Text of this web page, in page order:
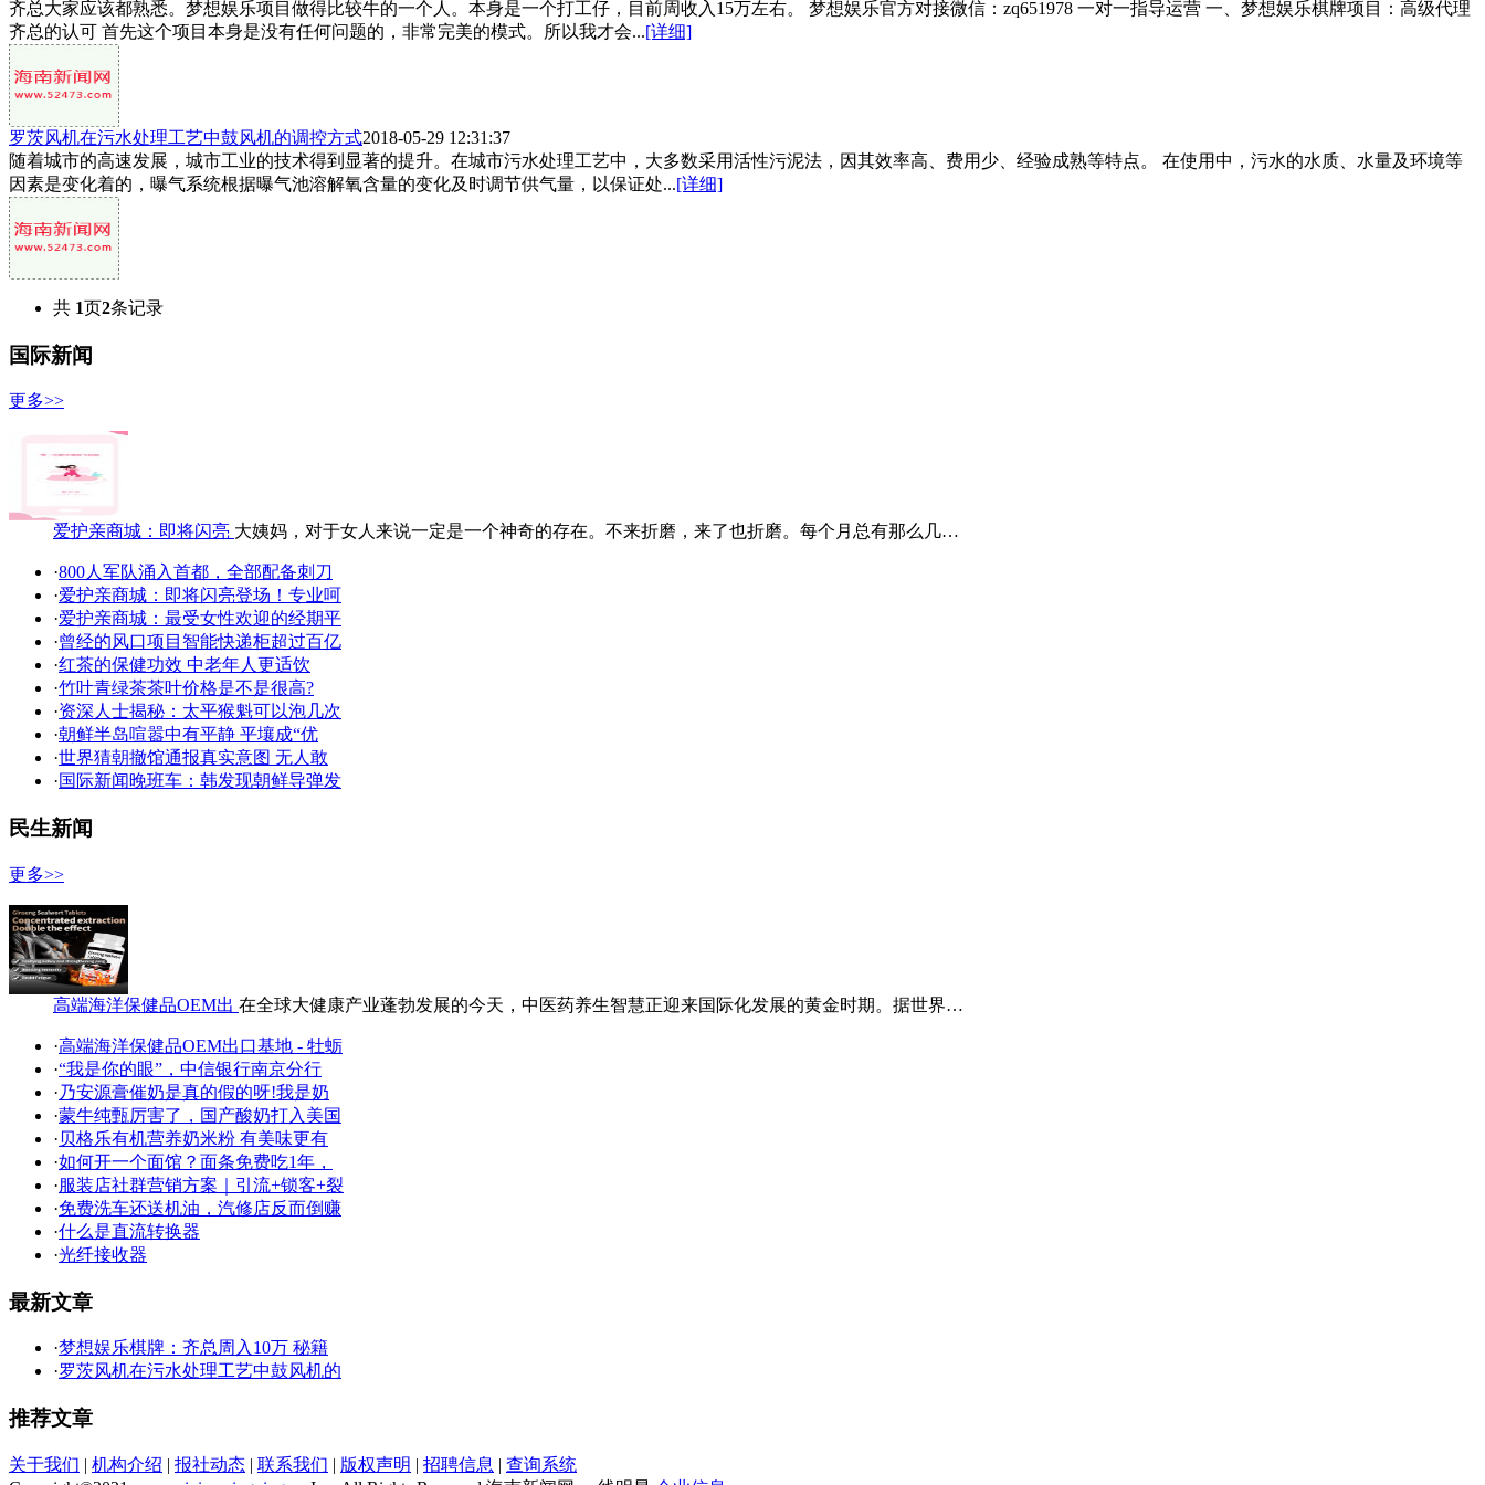
齐总大家应该都熟悉。梦想娱乐项目做得比较牛的一个人。本身是一个打工仔，目前周收入15万左右。 梦想娱乐官方对接微信：zq651978 一对一指导运营 一、梦想娱乐棋牌项目：高级代理
齐总的认可 首先这个项目本身是没有任何问题的，非常完美的模式。所以我才会...[详细]
罗茨风机在污水处理工艺中鼓风机的调控方式2018-05-29 12:31:37
随着城市的高速发展，城市工业的技术得到显著的提升。在城市污水处理工艺中，大多数采用活性污泥法，因其效率高、费用少、经验成熟等特点。 在使用中，污水的水质、水量及环境等
因素是变化着的，曝气系统根据曝气池溶解氧含量的变化及时调节供气量，以保证处...[详细]
共 1页2条记录
国际新闻
更多>>
爱护亲商城：即将闪亮 大姨妈，对于女人来说一定是一个神奇的存在。不来折磨，来了也折磨。每个月总有那么几…
·800人军队涌入首都，全部配备刺刀
·爱护亲商城：即将闪亮登场！专业呵
·爱护亲商城：最受女性欢迎的经期平
·曾经的风口项目智能快递柜超过百亿
·红茶的保健功效 中老年人更适饮
·竹叶青绿茶茶叶价格是不是很高?
·资深人士揭秘：太平猴魁可以泡几次
·朝鲜半岛喧嚣中有平静 平壤成“优
·世界猜朝撤馆通报真实意图 无人敢
·国际新闻晚班车：韩发现朝鲜导弹发
民生新闻
更多>>
高端海洋保健品OEM出 在全球大健康产业蓬勃发展的今天，中医药养生智慧正迎来国际化发展的黄金时期。据世界…
·高端海洋保健品OEM出口基地 - 牡蛎
·“我是你的眼”，中信银行南京分行
·乃安源膏催奶是真的假的呀!我是奶
·蒙牛纯甄厉害了，国产酸奶打入美国
·贝格乐有机营养奶米粉 有美味更有
·如何开一个面馆？面条免费吃1年，
·服装店社群营销方案｜引流+锁客+裂
·免费洗车还送机油，汽修店反而倒赚
·什么是直流转换器
·光纤接收器
最新文章
·梦想娱乐棋牌：齐总周入10万 秘籍
·罗茨风机在污水处理工艺中鼓风机的
推荐文章
关于我们 | 机构介绍 | 报社动态 | 联系我们 | 版权声明 | 招聘信息 | 查询系统